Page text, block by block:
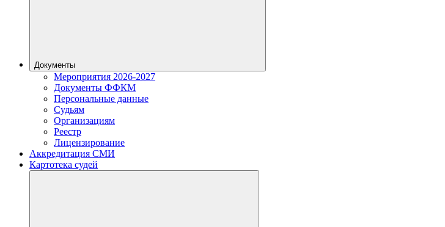
Документы
Мероприятия 2026-2027
Документы ФФКМ
Персональные данные
Судьям
Организациям
Реестр
Лицензирование
Аккредитация СМИ
Картотека судей